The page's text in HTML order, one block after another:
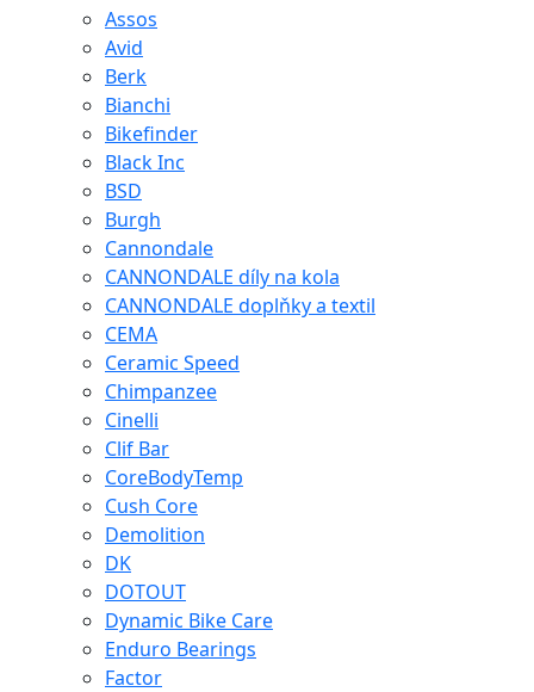
Assos
Avid
Berk
Bianchi
Bikefinder
Black Inc
BSD
Burgh
Cannondale
CANNONDALE díly na kola
CANNONDALE doplňky a textil
CEMA
Ceramic Speed
Chimpanzee
Cinelli
Clif Bar
CoreBodyTemp
Cush Core
Demolition
DK
DOTOUT
Dynamic Bike Care
Enduro Bearings
Factor